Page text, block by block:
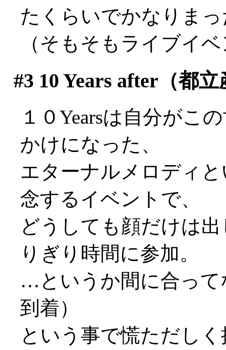
たくらいでかなりま
（そもそもライブイ
#3 10 Years after（都
１０Yearsは自分がこ
かけになった、
エターナルメロディ
念するイベントで、
どうしても顔だけは
りぎり時間に参加。
…というか間に合って
到着）
という事で慌ただし